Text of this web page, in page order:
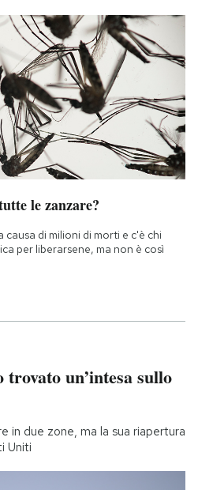
le zanzare?
di milioni di morti e c'è chi
per liberarsene, ma non è così
un’intesa sullo
in due zone, ma la sua riapertura
Uniti